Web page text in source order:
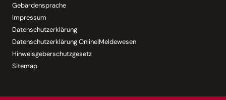
Gebärdensprache
Impressum
Datenschutzerklärung
Datenschutzerklärung Online|Meldewesen
Hinweisgeberschutzgesetz
Sitemap